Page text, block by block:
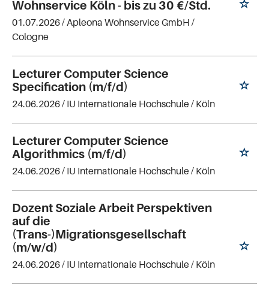
Wohnservice Köln - bis zu 30 €/Std.
01.07.2026 /Apleona Wohnservice GmbH /
Cologne
Lecturer Computer Science
Specification (m/f/d)
24.06.2026 / IU Internationale Hochschule/ Köln
Lecturer Computer Science
Algorithmics (m/f/d)
24.06.2026 / IU Internationale Hochschule/ Köln
Dozent Soziale Arbeit Perspektiven
auf die
(Trans-)Migrationsgesellschaft
(m/w/d)
24.06.2026 / IU Internationale Hochschule/ Köln